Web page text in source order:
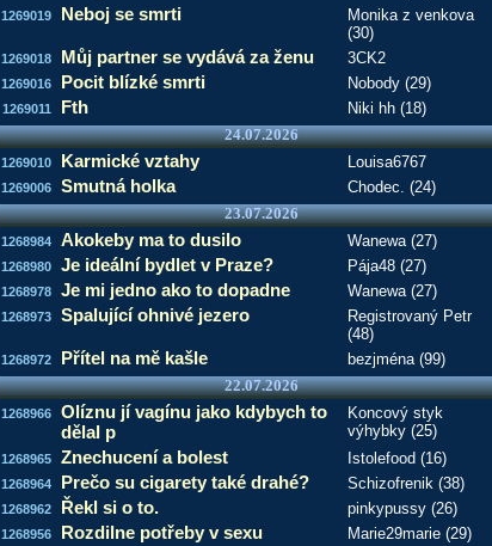
1269019
Neboj se smrti
Monika z venkova
(30)
1269018 Můj partner se vydává za ženu 3CK2
1269016
Pocit blízké smrti Nobody (29)
1269011
Fth Niki hh (18)
24.07.2026
1269010 Karmické vztahy Louisa6767
1269006
Smutná holka Chodec. (24)
23.07.2026
1268984 Akokeby ma to dusilo Wanewa (27)
1268980
Je ideální bydlet v Praze? Pája48 (27)
1268978
Je mi jedno ako to dopadne Wanewa (27)
1268973
Spalující ohnivé jezero
Registrovaný Petr
(48)
1268972 Přítel na mě kašle bezjména (99)
22.07.2026
1268966
Olíznu jí vagínu jako kdybych to
dělal p
Koncový styk
výhybky (25)
1268965 Znechucení a bolest Istolefood (16)
1268964
Prečo su cigarety také drahé? Schizofrenik (38)
1268962
Řekl si o to. pinkypussy (26)
1268956
Rozdilne potřeby v sexu Marie29marie (29)